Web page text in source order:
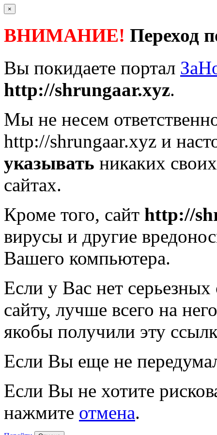
×
ВНИМАНИЕ! Переход
Вы покидаете портал
http://shrungaar.xyz.
Мы не несем
http://shrungaar.xyz и
указывать никаких
сайтах.
Кроме того, сайт http://
вирусы и другие
Вашего компьютера.
Если у Вас нет
сайту, лучше всего на
якобы получили эту
Если Вы еще не
Если Вы не хотите
нажмите отмена.